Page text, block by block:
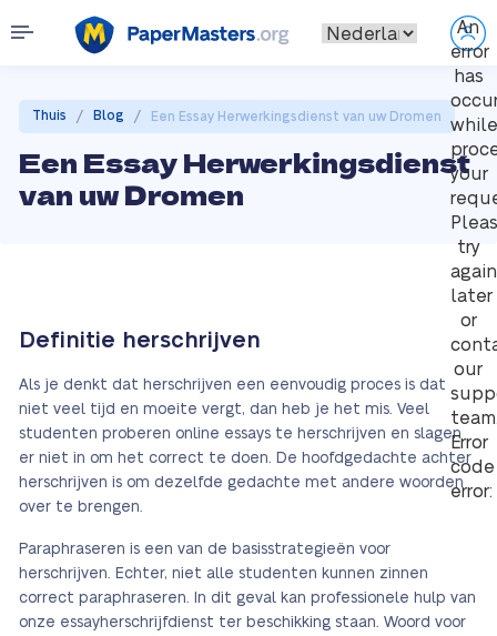
An
error
has
while
your
try
again
later
or
our
Error
code
error:
Thuis / Blog / Een Essay Herwerkingsdienst van uw Dromen
Een Essay Herwerkingsdienst
van uw Dromen
Definitie herschrijven
Als je denkt dat herschrijven een eenvoudig proces is dat
niet veel tijd en moeite vergt, dan heb je het mis. Veel
studenten proberen online essays te herschrijven en slagen
er niet in om het correct te doen. De hoofdgedachte achter
herschrijven is om dezelfde gedachte met andere woorden
over te brengen.
Paraphraseren is een van de basisstrategieën voor
herschrijven. Echter, niet alle studenten kunnen zinnen
correct paraphraseren. In dit geval kan professionele hulp van
onze essayherschrijfdienst ter beschikking staan. Woord voor